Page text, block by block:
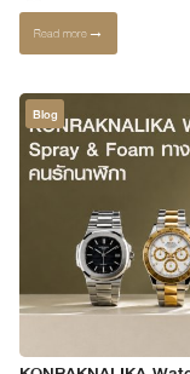
Read more→
Blog